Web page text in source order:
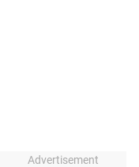
Advertisement